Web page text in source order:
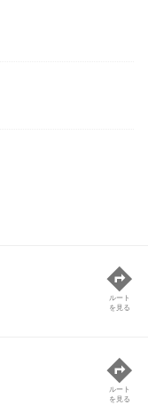
ルート
を見る
ルート
を見る